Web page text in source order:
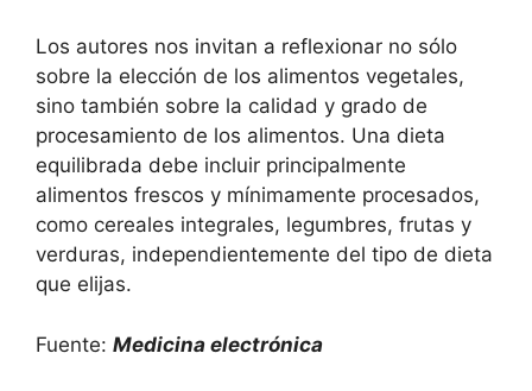
Los autores nos invitan a reflexionar no sólo
sobre la elección de los alimentos vegetales,
sino también sobre la calidad y grado de
procesamiento de los alimentos. Una dieta
equilibrada debe incluir principalmente
alimentos frescos y mínimamente procesados,
como cereales integrales, legumbres, frutas y
verduras, independientemente del tipo de dieta
que elijas.
Fuente: Medicina electrónica